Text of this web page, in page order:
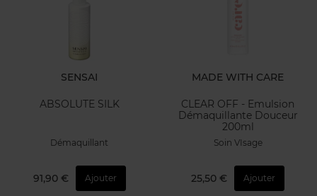
SENSAI
ABSOLUTE SILK
Démaquillant
91,90 € Ajouter
MADE WITH CARE
CLEAR OFF - Emulsion
Démaquillante Douceur
200ml
Soin VIsage
25,50 € Ajouter